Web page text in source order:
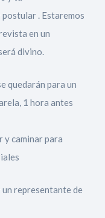
. Estaremos
en un
divino.
quedarán para un
1 hora antes
y caminar para
representante de